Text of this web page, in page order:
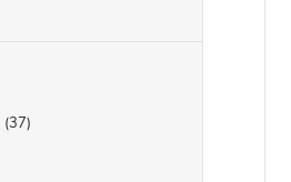
37